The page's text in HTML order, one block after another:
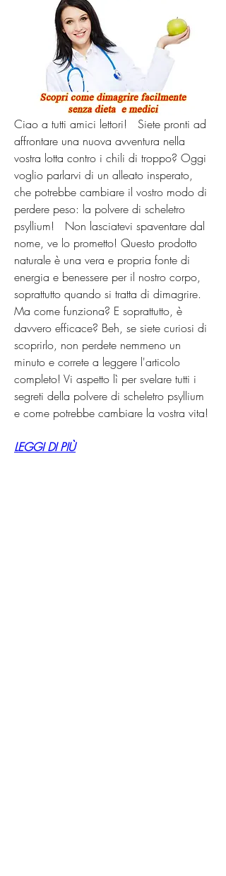
Ciao a tutti amici lettori!   Siete pronti ad
affrontare una nuova avventura nella
vostra lotta contro i chili di troppo? Oggi
voglio parlarvi di un alleato insperato,
che potrebbe cambiare il vostro modo di
perdere peso: la polvere di scheletro
psyllium!   Non lasciatevi spaventare dal
nome, ve lo prometto! Questo prodotto
naturale è una vera e propria fonte di
energia e benessere per il nostro corpo,
soprattutto quando si tratta di dimagrire.
Ma come funziona? E soprattutto, è
davvero efficace? Beh, se siete curiosi di
scoprirlo, non perdete nemmeno un
minuto e correte a leggere l'articolo
completo! Vi aspetto lì per svelare tutti i
segreti della polvere di scheletro psyllium
e come potrebbe cambiare la vostra vita!
LEGGI DI PIÙ